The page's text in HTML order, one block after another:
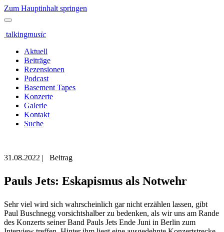
Zum Hauptinhalt springen
talkingmusic
Aktuell
Beiträge
Rezensionen
Podcast
Basement Tapes
Konzerte
Galerie
Kontakt
Suche
31.08.2022 | Beitrag
Pauls Jets: Eskapismus als Notwehr
Sehr viel wird sich wahrscheinlich gar nicht erzählen lassen, gibt
Paul Buschnegg vorsichtshalber zu bedenken, als wir uns am Rande
des Konzerts seiner Band Pauls Jets Ende Juni in Berlin zum